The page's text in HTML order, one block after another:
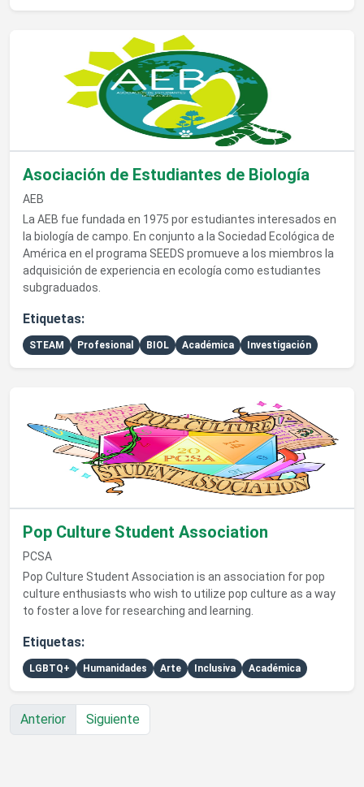
Ver detalles de Asociación de Estudiantes de Biología
Asociación de Estudiantes de Biología
AEB
La AEB fue fundada en 1975 por estudiantes interesados en
la biología de campo. En conjunto a la Sociedad Ecológica de
América en el programa SEEDS promueve a los miembros la
adquisición de experiencia en ecología como estudiantes
subgraduados.
Etiquetas:
STEAM Profesional BIOL Académica Investigación
Pop Culture Student Association
PCSA
Pop Culture Student Association is an association for pop
culture enthusiasts who wish to utilize pop culture as a way
to foster a love for researching and learning.
Etiquetas:
LGBTQ+ Humanidades Arte Inclusiva Académica
Anterior Siguiente